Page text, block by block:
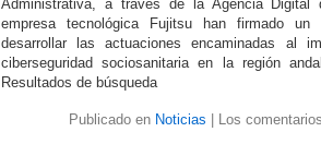
Administrativa, a través de la Agencia
empresa tecnológica Fujitsu han firmado un
desarrollar las actuaciones encaminadas al
ciberseguridad sociosanitaria en la región
Resultados de búsqueda
Publicado en Noticias Los